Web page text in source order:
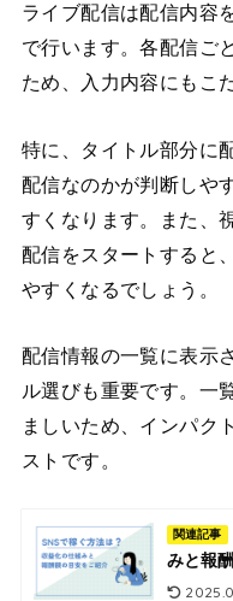
ライブ配信は配信内容
で行います。各配信ご
ため、入力内容にもこ
特に、タイトル部分に
配信なのかが判断しや
すくなります。また、
配信をスタートすると
やすくなるでしょう。
配信情報の一覧に表示
ル選びも重要です。一
ましいため、インパク
ストです。
関連記事
みと報